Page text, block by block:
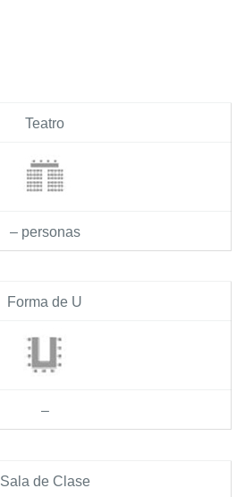
Teatro
– personas
Forma de U
–
Sala de Clase